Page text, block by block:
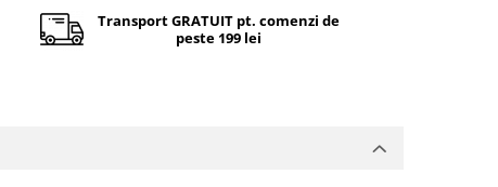
Transport GRATUIT pt. comenzi de
peste 199 lei